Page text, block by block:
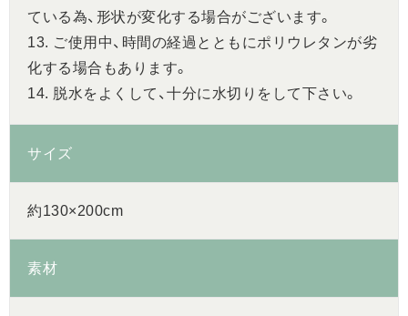
ている為、形状が変化する場合がございます。
13. ご使用中、時間の経過とともにポリウレタンが劣
化する場合もあります。
14. 脱水をよくして、十分に水切りをして下さい。
サイズ
約130×200cm
素材